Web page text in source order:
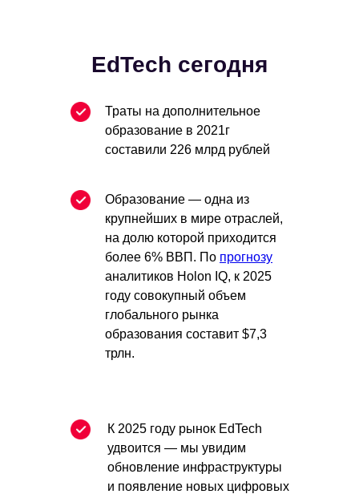
EdTech сегодня
Траты на дополнительное
образование в 2021г
составили 226 млрд рублей
Образование — одна из
крупнейших в мире отраслей,
на долю которой приходится
более 6% ВВП. По прогнозу
аналитиков Holon IQ, к 2025
году совокупный объем
глобального рынка
образования составит $7,3
трлн.
К 2025 году рынок EdTech
удвоится — мы увидим
обновление инфраструктуры
и появление новых цифровых